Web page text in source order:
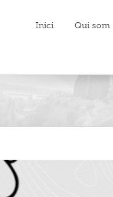
Inici Qui som